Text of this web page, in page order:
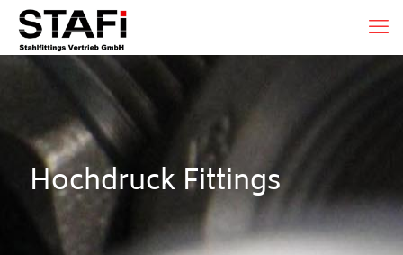
Hochdruck Fittings